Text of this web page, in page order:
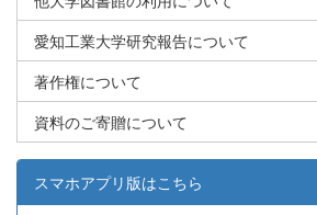
愛知工業大学研究報告について
著作権について
資料のご寄贈について
スマホアプリ版はこちら